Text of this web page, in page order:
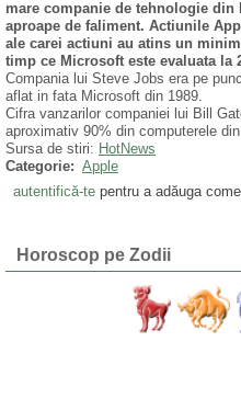
mare companie de tehnologie din
aproape de faliment. Actiunile
ale carei actiuni au atins un
timp ce Microsoft este evaluata la
Compania lui Steve Jobs era pe
aflat in fata Microsoft din 1989.
Cifra vanzarilor companiei lui Bill
aproximativ 90% din computerele
Sursa de stiri: HotNews
Categorie: Apple
autentifică-tepentru a adăuga
Horoscop pe Zodii